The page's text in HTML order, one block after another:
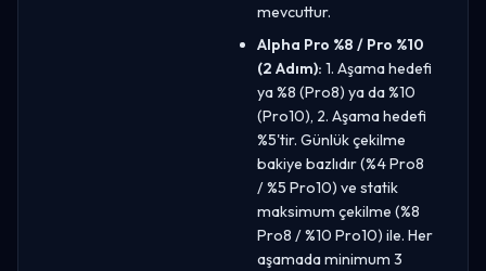
mevcuttur.
Alpha Pro %8 / Pro %10
(2 Adım): 1. Aşama hedefi
ya %8 (Pro8) ya da %10
(Pro10), 2. Aşama hedefi
%5'tir. Günlük çekilme
bakiye bazlıdır (%4 Pro8
/ %5 Pro10) ve statik
maksimum çekilme (%8
Pro8 / %10 Pro10) ile. Her
aşamada minimum 3